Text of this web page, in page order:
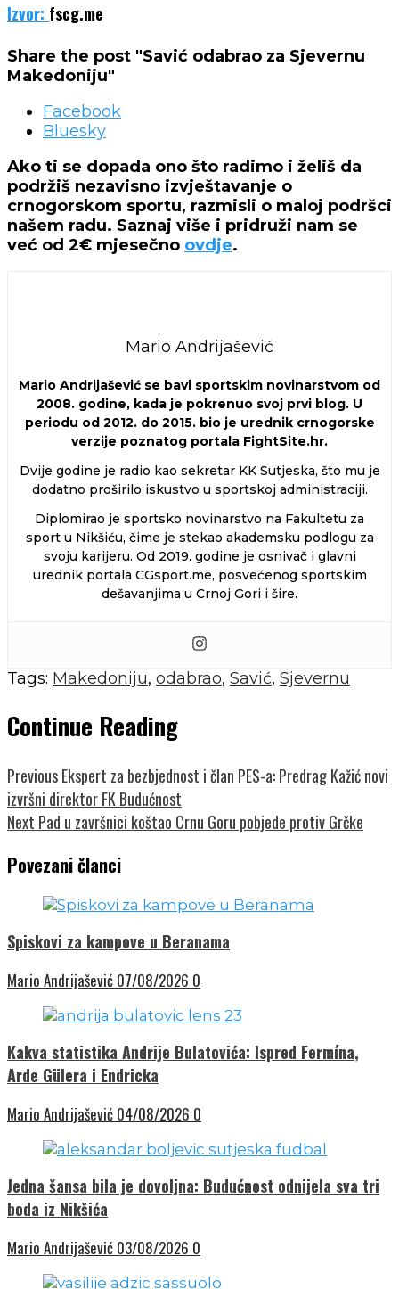
Izvor: fscg.me
Share the post "Savić odabrao za Sjevernu
Makedoniju"
Facebook
Bluesky
Ako ti se dopada ono što radimo i želiš da
podržiš nezavisno izvještavanje o
crnogorskom sportu, razmisli o maloj podršci
našem radu. Saznaj više i pridruži nam se
već od 2€ mjesečno ovdje.
Mario Andrijašević
Mario Andrijašević se bavi sportskim novinarstvom od
2008. godine, kada je pokrenuo svoj prvi blog. U
periodu od 2012. do 2015. bio je urednik crnogorske
verzije poznatog portala FightSite.hr.
Dvije godine je radio kao sekretar KK Sutjeska, što mu je
dodatno proširilo iskustvo u sportskoj administraciji.
Diplomirao je sportsko novinarstvo na Fakultetu za
sport u Nikšiću, čime je stekao akademsku podlogu za
svoju karijeru. Od 2019. godine je osnivač i glavni
urednik portala CGsport.me, posvećenog sportskim
dešavanjima u Crnoj Gori i šire.
Tags: Makedoniju, odabrao, Savić, Sjevernu
Continue Reading
PreviousEkspert za bezbjednost i član PES-a: Predrag Kažić novi
izvršni direktor FK Budućnost
Next Pad u završnici koštao Crnu Goru pobjede protiv Grčke
Povezani članci
Spiskovi za kampove u Beranama
Mario Andrijašević 07/08/2026 0
Kakva statistika Andrije Bulatovića: Ispred Fermína,
Arde Gülera i Endricka
Mario Andrijašević 04/08/2026 0
Jedna šansa bila je dovoljna: Budućnost odnijela sva tri
boda iz Nikšića
Mario Andrijašević 03/08/2026 0